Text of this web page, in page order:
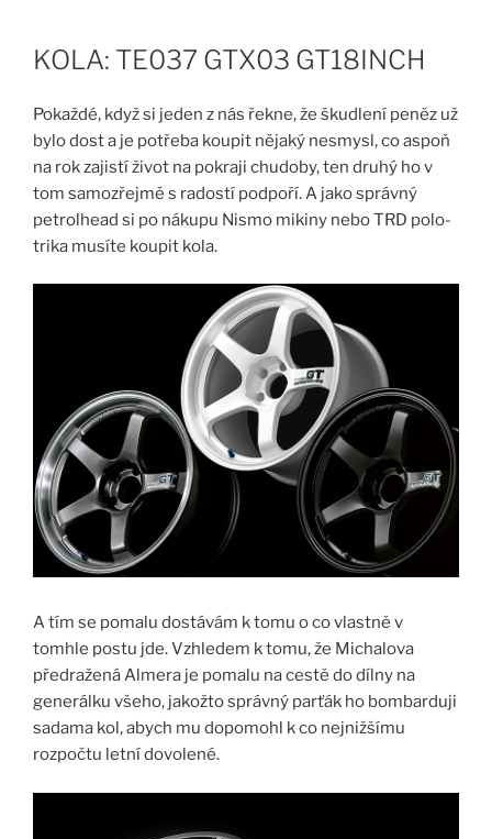
contentKOLA: TE037 GTX03 GT18INCH
Pokaždé, když si jeden z nás řekne, že škudlení peněz už
bylo dost a je potřeba koupit nějaký nesmysl, co aspoň
na rok zajistí život na pokraji chudoby, ten druhý ho v
tom samozřejmě s radostí podpoří. A jako správný
petrolhead si po nákupu Nismo mikiny nebo TRD polo-
trika musíte koupit kola.
A tím se pomalu dostávám k tomu o co vlastně v
tomhle postu jde. Vzhledem k tomu, že Michalova
předražená Almera je pomalu na cestě do dílny na
generálku všeho, jakožto správný parťák ho bombarduji
sadama kol, abych mu dopomohl k co nejnižšímu
rozpočtu letní dovolené.